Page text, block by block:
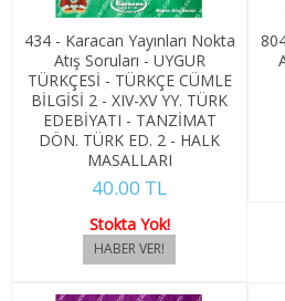
1. SINIF 2. YARIYIL İNSAN
2. SINIF 3. YARIYIL İNSAN
2. SINIF 4. YARIYIL İNSAN
İŞLETME YÖNETİMİ
1. SINIF 1. YARIYIL İŞLETME
1. SINIF 2. YARIYIL İŞLETME
434 - Karacan Yayınları Nokta
Atış Soruları - UYGUR
TÜRKÇESİ - TÜRKÇE CÜMLE
BİLGİSİ 2 - XIV-XV YY. TÜRK
EDEBİYATI - TANZİMAT
DÖN. TÜRK ED. 2 - HALK
MASALLARI
40.00 TL
Stokta Yok!